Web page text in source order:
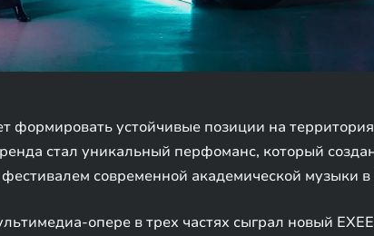
формировать устойчивые позиции на
стал уникальный перфоманс, который
современной академической музыки в
опере в трех частях сыграл новый